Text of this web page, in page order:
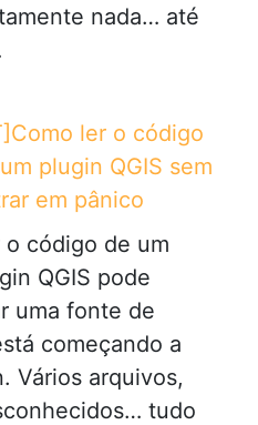
nada… até
ler o código
plugin QGIS sem
em pânico
o código de um
QGIS pode
uma fonte de
começando a
Vários arquivos,
tudo